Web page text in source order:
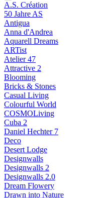
A.S. Création
50 Jahre AS
Antigua
Anna d'Andrea
Aquarell Dreams
ARTist
Atelier 47
Attractive 2
Blooming
Bricks & Stones
Casual Living
Colourful World
COSMOLiving
Cuba 2
Daniel Hechter 7
Deco
Desert Lodge
Designwalls
Designwalls 2
Designwalls 2.0
Dream Flowery
Drawn into Nature